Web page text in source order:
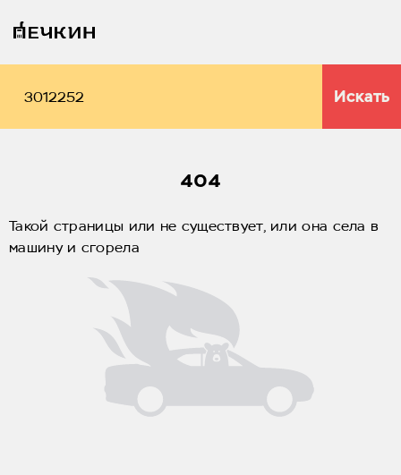
Искать
404
Такой страницы или не существует, или она села в
машину и сгорела